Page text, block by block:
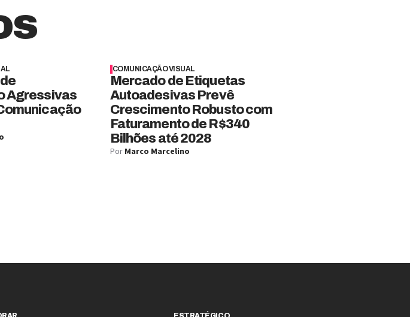
Agressivas
COMUNICAÇÃO VISUAL
Mercado de Etiquetas
Autoadesivas Prevê
Crescimento Robusto com
Faturamento de R$340
Bilhões até 2028
Por Marco Marcelino